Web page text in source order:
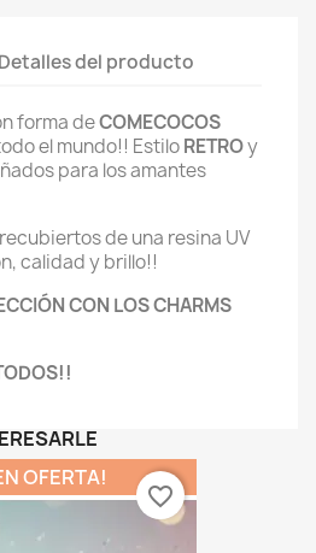
Detalles del producto
forma deCOMECOCOS
el mundo!! EstiloRETROy
para los amantes
de una resina UV
calidad y brillo!!
CON LOS CHARMS
OFERTA!
favorite_border